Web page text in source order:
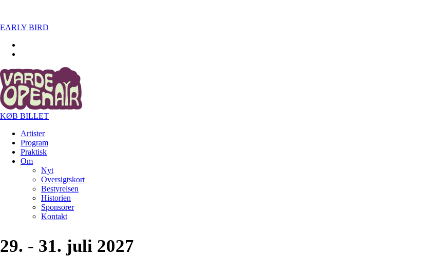
EARLY BIRD
KØB BILLET
Artister
Program
Praktisk
Om
Nyt
Oversigtskort
Bestyrelsen
Historien
Sponsorer
Kontakt
29. - 31. juli 2027